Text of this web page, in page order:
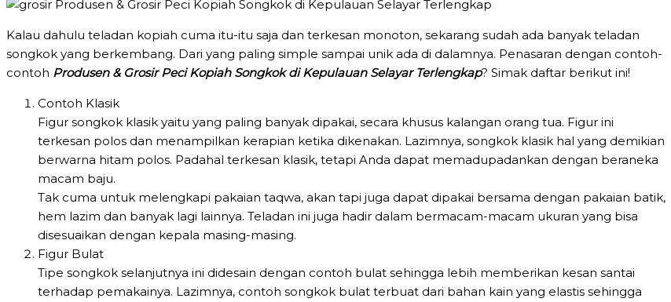
Kalau dahulu teladan kopiah cuma itu-itu saja dan terkesan monoton, sekarang sudah ada banyak teladan
songkok yang berkembang. Dari yang paling simple sampai unik ada di dalamnya. Penasaran dengan contoh-
contoh Produsen & Grosir Peci Kopiah Songkok di Kepulauan Selayar Terlengkap? Simak daftar berikut ini!
Contoh Klasik
Figur songkok klasik yaitu yang paling banyak dipakai, secara khusus kalangan orang tua. Figur ini
terkesan polos dan menampilkan kerapian ketika dikenakan. Lazimnya, songkok klasik hal yang demikian
berwarna hitam polos. Padahal terkesan klasik, tetapi Anda dapat memadupadankan dengan beraneka
macam baju.
Tak cuma untuk melengkapi pakaian taqwa, akan tapi juga dapat dipakai bersama dengan pakaian batik,
hem lazim dan banyak lagi lainnya. Teladan ini juga hadir dalam bermacam-macam ukuran yang bisa
disesuaikan dengan kepala masing-masing.
Figur Bulat
Tipe songkok selanjutnya ini didesain dengan contoh bulat sehingga lebih memberikan kesan santai
terhadap pemakainya. Lazimnya, contoh songkok bulat terbuat dari bahan kain yang elastis sehingga